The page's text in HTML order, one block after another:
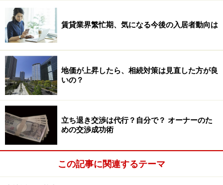
一般的に店舗やオフィスなどの商業施設は、賃貸住宅に
比べ高い収益が得られます。首都圏で見ると、賃貸マン
ションの平米あたり平均成約単価が2,623円に対し、オフ
ィスビルは5,259円と約2倍になっています。
賃貸業界繁忙期、気になる今後の入居者動向は
地価が上昇したら、相続対策は見直した方が良
いの？
立ち退き交渉は代行？自分で？ オーナーのた
めの交渉成功術
この記事に関連するテーマ